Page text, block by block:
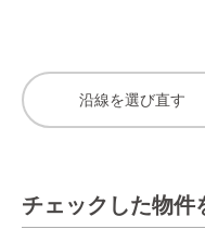
沿線を選び直す
チェックした物件